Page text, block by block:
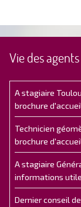
Vie des agents
A stagiaire
brochure
Technicien
brochure
A stagiaire
informations
Dernier conseil